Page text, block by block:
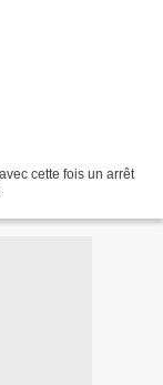
cette fois un arrêt